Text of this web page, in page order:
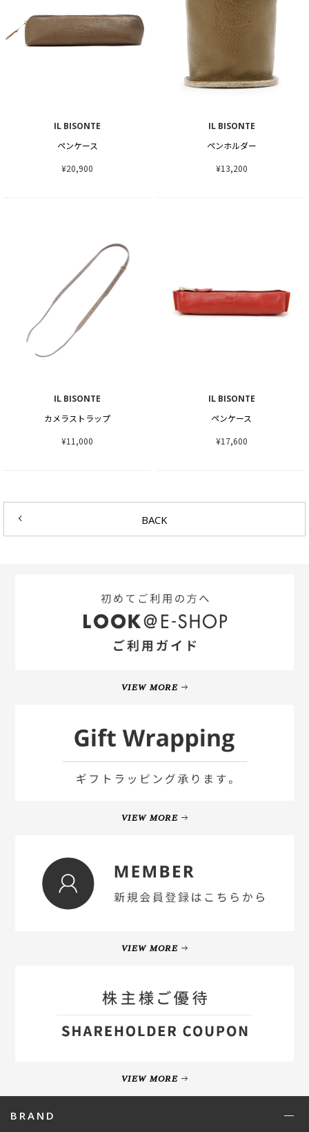
IL BISONTE
ペンケース
¥20,900
IL BISONTE
ペンホルダー
¥13,200
IL BISONTE
カメラストラップ
¥11,000
IL BISONTE
ペンケース
¥17,600
BACK
VIEW MORE
VIEW MORE
VIEW MORE
VIEW MORE
BRAND